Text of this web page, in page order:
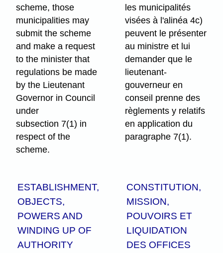
scheme, those
municipalities may
submit the scheme
and make a request
to the minister that
regulations be made
by the Lieutenant
Governor in Council
under
subsection 7(1) in
respect of the
scheme.
les municipalités
visées à l'alinéa 4c)
peuvent le présenter
au ministre et lui
demander que le
lieutenant-
gouverneur en
conseil prenne des
règlements y relatifs
en application du
paragraphe 7(1).
ESTABLISHMENT,
OBJECTS,
POWERS AND
WINDING UP OF
AUTHORITY
CONSTITUTION,
MISSION,
POUVOIRS ET
LIQUIDATION
DES OFFICES